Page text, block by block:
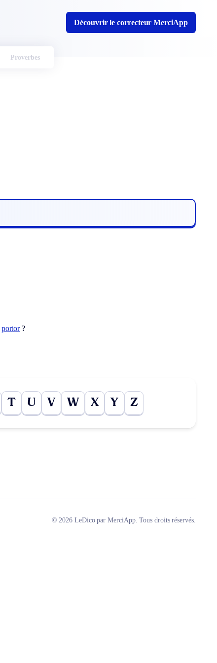
Découvrir le correcteur MerciApp
Proverbes
portor?
T U V W X Y Z
© 2026 LeDico par MerciApp. Tous droits réservés.